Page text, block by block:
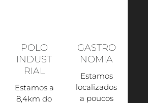
POLO
INDUST
RIAL
Estamos a
8,4km do
GASTRO
NOMIA
Estamos
localizados
a poucos